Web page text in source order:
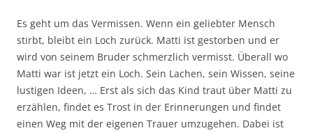
Es geht um das Vermissen. Wenn ein geliebter Mensch
stirbt, bleibt ein Loch zurück. Matti ist gestorben und er
wird von seinem Bruder schmerzlich vermisst. Überall wo
Matti war ist jetzt ein Loch. Sein Lachen, sein Wissen, seine
lustigen Ideen, … Erst als sich das Kind traut über Matti zu
erzählen, findet es Trost in der Erinnerungen und findet
einen Weg mit der eigenen Trauer umzugehen. Dabei ist